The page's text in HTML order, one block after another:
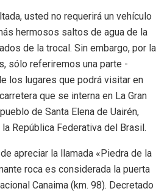
usted no requerirá un vehículo
hermosos saltos de agua de la
de la trocal. Sin embargo, por la
sólo referiremos una parte -
los lugares que podrá visitar en
que se interna en La Gran
de Santa Elena de Uairén,
República Federativa del Brasil.
apreciar la llamada «Piedra de la
roca es considerada la puerta
Canaima (km. 98). Decretado